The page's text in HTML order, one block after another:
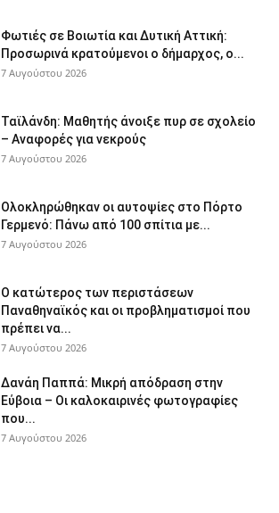
Φωτιές σε Βοιωτία και Δυτική Αττική:
Προσωρινά κρατούμενοι ο δήμαρχος, ο...
7 Αυγούστου 2026
Ταϊλάνδη: Μαθητής άνοιξε πυρ σε σχολείο
– Αναφορές για νεκρούς
7 Αυγούστου 2026
Ολοκληρώθηκαν οι αυτοψίες στο Πόρτο
Γερμενό: Πάνω από 100 σπίτια με...
7 Αυγούστου 2026
Ο κατώτερος των περιστάσεων
Παναθηναϊκός και οι προβληματισμοί που
πρέπει να...
7 Αυγούστου 2026
Δανάη Παππά: Μικρή απόδραση στην
Εύβοια – Οι καλοκαιρινές φωτογραφίες
που...
7 Αυγούστου 2026